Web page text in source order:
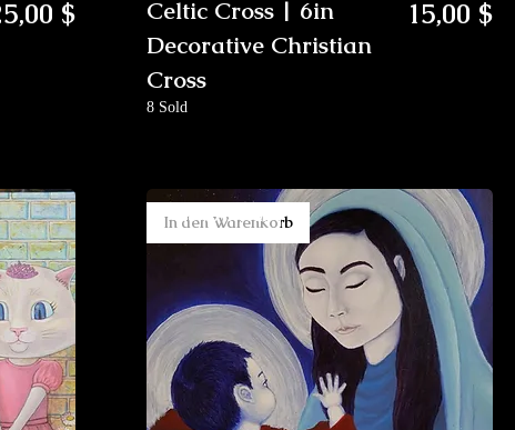
$
Celtic Cross | 6in
Decorative Christian
Cross
Preis
15,00 $
8 Sold
In den Warenkorb
New Arrival